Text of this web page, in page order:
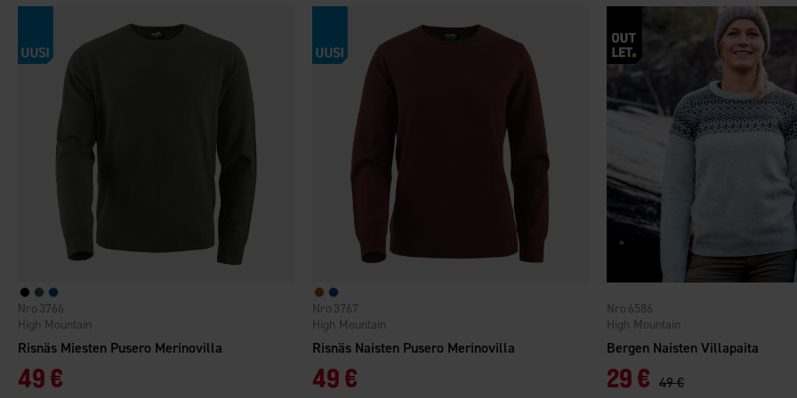
Risnäs Miesten Pusero Merinovilla
High Mountain
3766
49 €
Risnäs Naisten Pusero Merinovilla
High Mountain
3767
49 €
Bergen Naisten Villapaita
High Mountain
6586
29 € 49 €